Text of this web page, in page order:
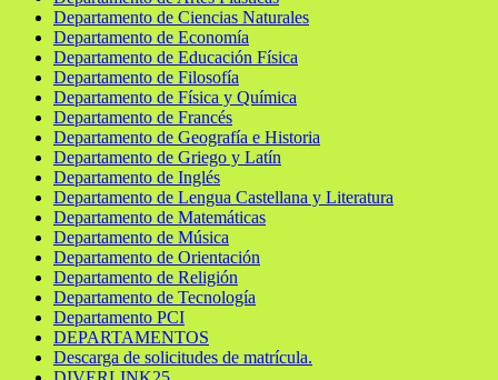
Departamento de Ciencias Naturales
Departamento de Economía
Departamento de Educación Física
Departamento de Filosofía
Departamento de Física y Química
Departamento de Francés
Departamento de Geografía e Historia
Departamento de Griego y Latín
Departamento de Inglés
Departamento de Lengua Castellana y Literatura
Departamento de Matemáticas
Departamento de Música
Departamento de Orientación
Departamento de Religión
Departamento de Tecnología
Departamento PCI
DEPARTAMENTOS
Descarga de solicitudes de matrícula.